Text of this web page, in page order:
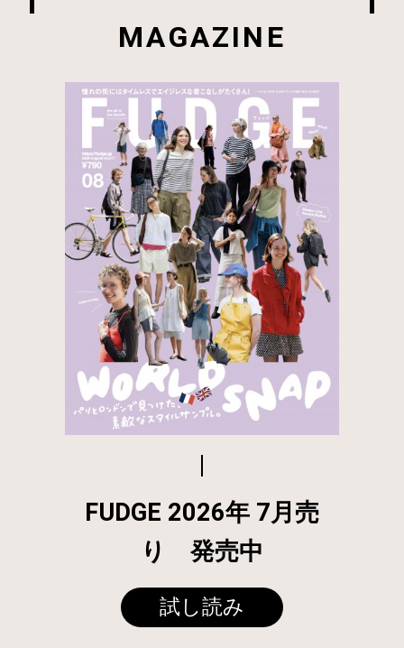
MAGAZINE
FUDGE 2026年 7月売
り 発売中
試し読み